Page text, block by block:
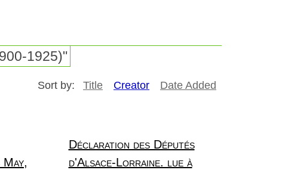
1925)"
Sort by: Title Creator Date Added
May,
Déclaration des Députés
d'Alsace-Lorraine. lue à